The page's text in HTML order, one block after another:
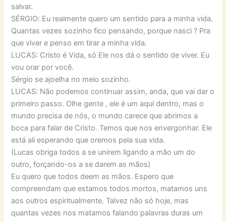
salvar.
SÉRGIO: Eu realmente quero um sentido para a minha vida.
Quantas vezes sozinho fico pensando, porque nasci ? Pra
que viver e penso em tirar a minha vida.
LUCAS: Cristo é Vida, só Ele nos dá o sentido de viver. Eu
vou orar por você.
Sérgio se ajoelha no meio sozinho.
LUCAS: Não podemos continuar assim, anda, que vai dar o
primeiro passo. Olhe gente , ele é um aqui dentro, mas o
mundo precisa de nós, o mundo carece que abrimos a
boca para falar de Cristo. Temos que nos envergonhar. Ele
está ali esperando que oremos pela sua vida.
(Lucas obriga todos a se unirem ligando a mão um do
outro, forçando-os a se darem as mãos)
Eu quero que todos deem as mãos. Espero que
compreendam que estamos todos mortos, matamos uns
aos outros espiritualmente. Talvez não só hoje, mas
quantas vezes nos matamos falando palavras duras um